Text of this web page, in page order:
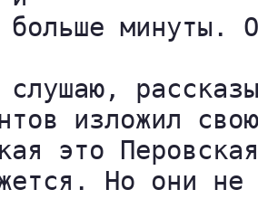
больше минуты.
изложил
это
Но они